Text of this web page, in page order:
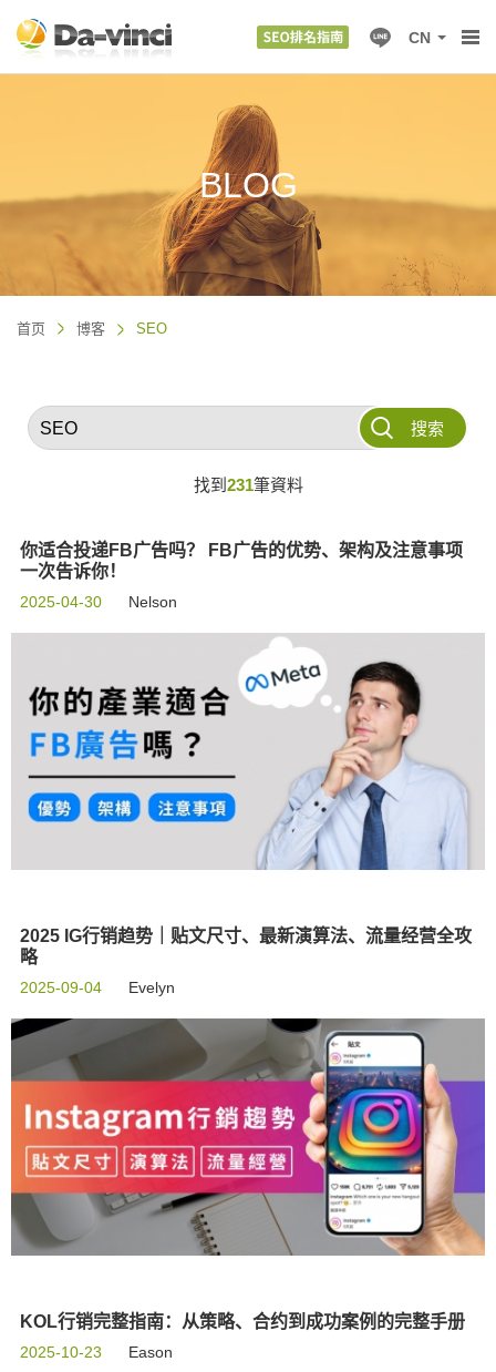
CN
BLOG
首页 博客 SEO
搜索
找到 231筆資料
你适合投递FB广告吗？ FB广告的优势、架构及注意事项
一次告诉你！
2025-04-30 Nelson
2025 IG行销趋势｜贴文尺寸、最新演算法、流量经营全攻
略
2025-09-04 Evelyn
KOL行销完整指南：从策略、合约到成功案例的完整手册
2025-10-23 Eason